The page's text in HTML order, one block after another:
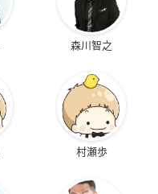
森川智之
村瀬歩